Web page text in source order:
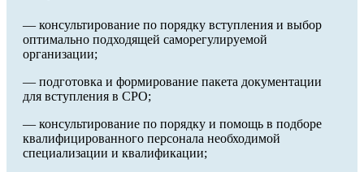
— консультирование по порядку вступления и выбор
оптимально подходящей саморегулируемой
организации;
— подготовка и формирование пакета документации
для вступления в СРО;
— консультирование по порядку и помощь в подборе
квалифицированного персонала необходимой
специализации и квалификации;